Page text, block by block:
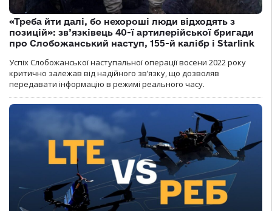
«Треба йти далі, бо нехороші люди відходять з
позицій»: зв’язківець 40-ї артилерійської бригади
про Слобожанський наступ, 155-й калібр і Starlink
Успіх Слобожанської наступальної операції восени 2022 року
критично залежав від надійного зв’язку, що дозволяв
передавати інформацію в режимі реального часу.